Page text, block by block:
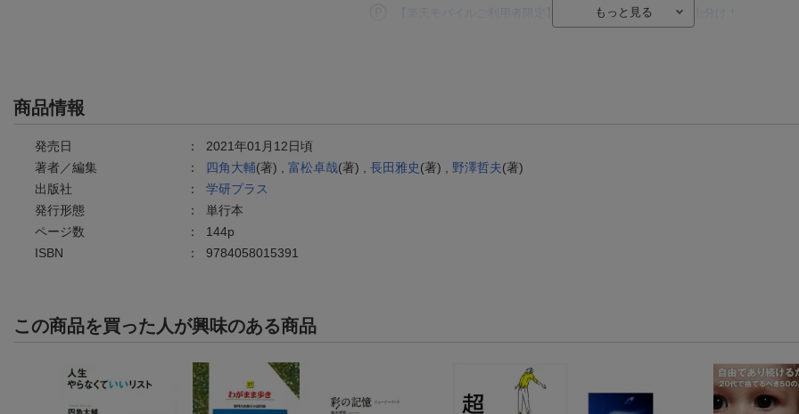
【楽天モバイルご利用者限定】条件達成で100万ポイント山分け！
商品情報
発売日 ： 2021年01月12日頃
著者／編集
： 四角大輔(著) , 富松卓哉(著) , 長田雅史(著) , 野澤哲夫(著)
出版社
： 学研プラス
発行形態
： 単行本
ページ数
： 144p
ISBN
： 9784058015391
この商品を買った人が興味のある商品